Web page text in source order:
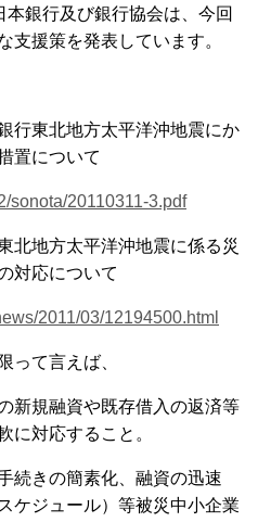
銀行及び銀行協会は、今回
支援策を発表しています。
行東北地方太平洋沖地震にか
置について
sonota/20110311-3.pdf
北地方太平洋沖地震に係る災
対応について
2011/03/12194500.html
って言えば、
新規融資や既存借入の返済等
に対応すること。
続きの簡素化、融資の迅速
ケジュール）等被災中小企業